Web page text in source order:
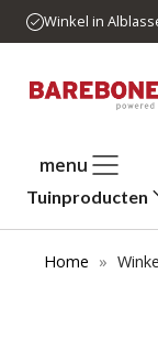
naar
inhoud
Winkel in
menu
Tuinproducten
Home »